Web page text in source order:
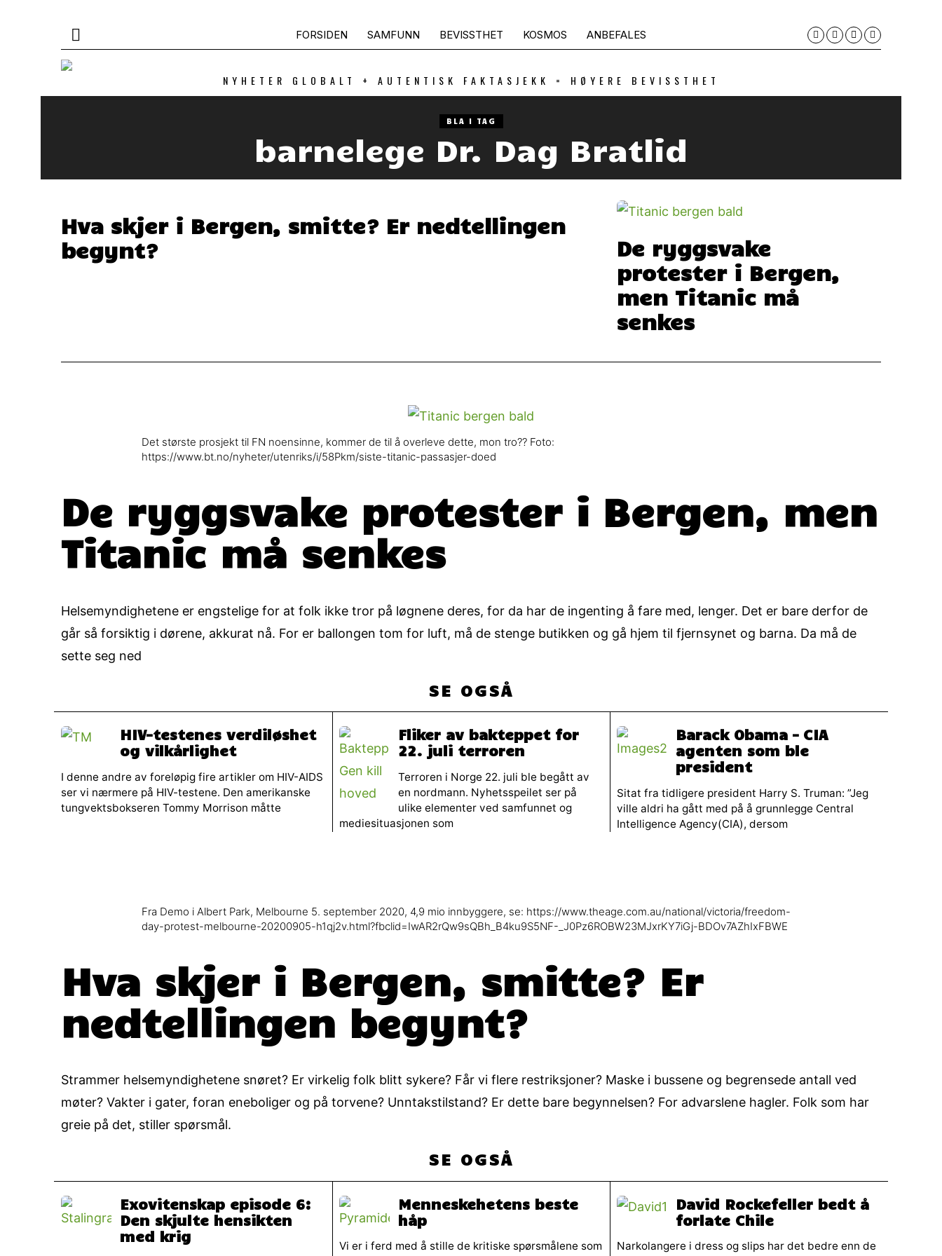
FORSIDEN SAMFUNN BEVISSTHET KOSMOS ANBEFALES
NYHETER GLOBALT + AUTENTISK FAKTASJEKK = HØYERE BEVISSTHET
BLA I TAG
barnelege Dr. Dag Bratlid
Hva skjer i Bergen, smitte? Er nedtellingen
begynt?
De ryggsvake
protester i Bergen,
men Titanic må
senkes
Det største prosjekt til FN noensinne, kommer de til å overleve dette, mon tro?? Foto:
https://www.bt.no/nyheter/utenriks/i/58Pkm/siste-titanic-passasjer-doed
De ryggsvake protester i Bergen, men
Titanic må senkes
Helsemyndighetene er engstelige for at folk ikke tror på løgnene deres, for da har de ingenting å fare med, lenger. Det er bare derfor de
går så forsiktig i dørene, akkurat nå. For er ballongen tom for luft, må de stenge butikken og gå hjem til fjernsynet og barna. Da må de
sette seg ned
SE OGSÅ
HIV-testenes verdiløshet
og vilkårlighet
I denne andre av foreløpig fire artikler om HIV-AIDS
ser vi nærmere på HIV-testene. Den amerikanske
tungvektsbokseren Tommy Morrison måtte
Fliker av bakteppet for
22. juli terroren
Terroren i Norge 22. juli ble begått av
en nordmann. Nyhetsspeilet ser på
ulike elementer ved samfunnet og
mediesituasjonen som
Barack Obama – CIA
agenten som ble
president
Sitat fra tidligere president Harry S. Truman: ”Jeg
ville aldri ha gått med på å grunnlegge Central
Intelligence Agency(CIA), dersom
Fra Demo i Albert Park, Melbourne 5. september 2020, 4,9 mio innbyggere, se: https://www.theage.com.au/national/victoria/freedom-
day-protest-melbourne-20200905-h1qj2v.html?fbclid=IwAR2rQw9sQBh_B4ku9S5NF-_J0Pz6ROBW23MJxrKY7iGj-BDOv7AZhIxFBWE
Hva skjer i Bergen, smitte? Er
nedtellingen begynt?
Strammer helsemyndighetene snøret? Er virkelig folk blitt sykere? Får vi flere restriksjoner? Maske i bussene og begrensede antall ved
møter? Vakter i gater, foran eneboliger og på torvene? Unntakstilstand? Er dette bare begynnelsen? For advarslene hagler. Folk som har
greie på det, stiller spørsmål.
SE OGSÅ
Exovitenskap episode 6:
Den skjulte hensikten
med krig
Menneskehetens beste
håp
Vi er i ferd med å stille de kritiske spørsmålene som
David Rockefeller bedt å
forlate Chile
Narkolangere i dress og slips har det bedre enn de